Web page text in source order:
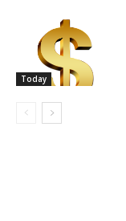
Today